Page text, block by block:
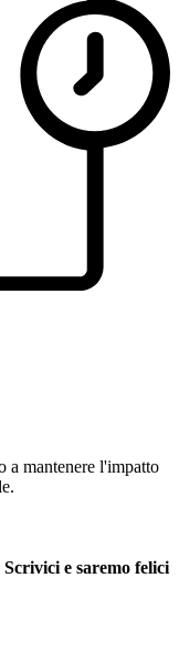
a mantenere l'impatto
e saremo felici